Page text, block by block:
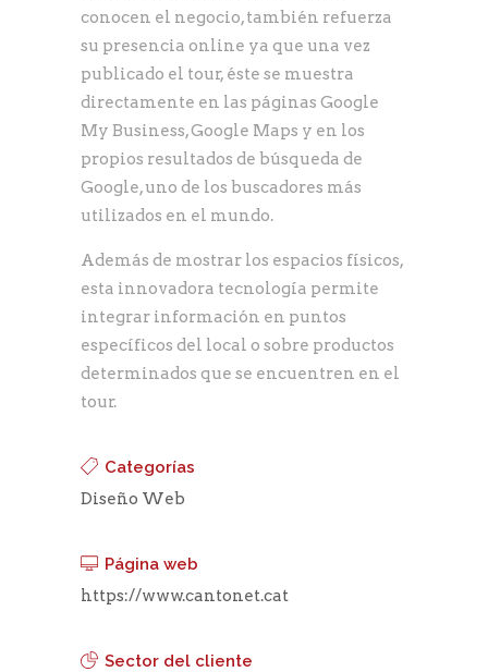
conocen el negocio, también refuerza
su presencia online ya que una vez
publicado el tour, éste se muestra
directamente en las páginas Google
My Business, Google Maps y en los
propios resultados de búsqueda de
Google, uno de los buscadores más
utilizados en el mundo.
Además de mostrar los espacios físicos,
esta innovadora tecnología permite
integrar información en puntos
específicos del local o sobre productos
determinados que se encuentren en el
tour.
Categorías
Diseño Web
Página web
https://www.cantonet.cat
Sector del cliente